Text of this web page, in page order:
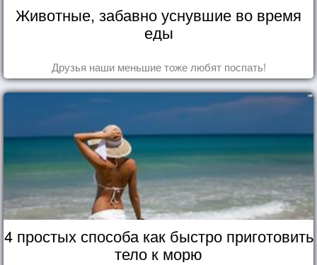
Животные, забавно уснувшие во время
еды
Друзья наши меньшие тоже любят поспать!
4 простых способа как быстро приготовить
тело к морю